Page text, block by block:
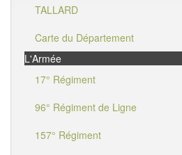
TALLARD
Carte du Département
L'Armée
17° Régiment
96° Régiment de Ligne
157° Régiment